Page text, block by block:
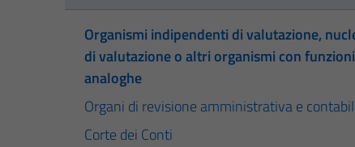
Organismi indipendenti di valutazione,
di valutazione o altri organismi con funzioni
analoghe
Organi di revisione amministrativa e
Corte dei Conti